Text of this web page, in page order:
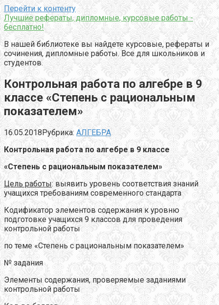
Перейти к контенту
Лучшие рефераты, дипломные, курсовые работы -
бесплатно!
В нашей библиотеке вы найдете курсовые, рефераты и
сочинения, дипломные работы. Все для школьников и
студентов.
Контрольная работа по алгебре в 9
классе «Степень с рациональным
показателем»
16.05.2018Рубрика: АЛГЕБРА
Контрольная работа по алгебре в 9 классе
«Степень с рациональным показателем»
Цель работы: выявить уровень соответствия знаний
учащихся требованиям современного стандарта
Кодификатор элементов содержания к уровню
подготовке учащихся 9 классов для проведения
контрольной работы
по теме «Степень с рациональным показателем»
№ задания
Элементы содержания, проверяемые заданиями
контрольной работы